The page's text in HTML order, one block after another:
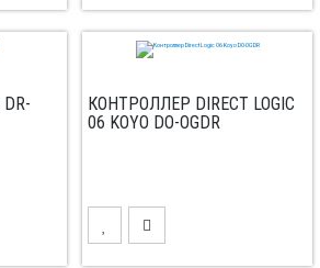
КОНТРОЛЛЕР DIRECT LOGIC
06 KOYO DO-OGDR